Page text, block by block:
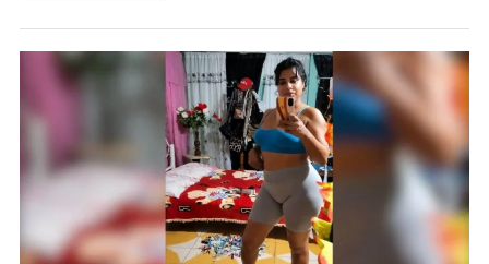
Una
Denuncia
Presunta
Violencia
Contra
Su
Esposa
Cubana